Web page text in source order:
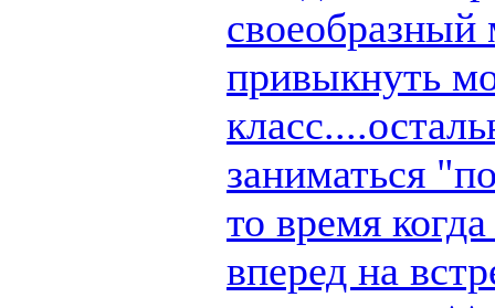
своеобразный
привыкнуть
заниматься
то время
вперед на